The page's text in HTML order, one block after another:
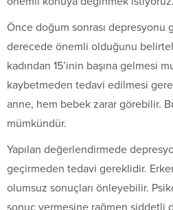
Önce doğum sonrası depresyonu
derecede önemli olduğunu
kadından 15’inin başına gelmesi
kaybetmeden tedavi edilmesi
anne, hem be­bek zarar görebilir.
mümkündür.
Yapılan değerlendirmede
geçirmeden tedavi gereklidir.
olumsuz sonuçları önleyebilir.